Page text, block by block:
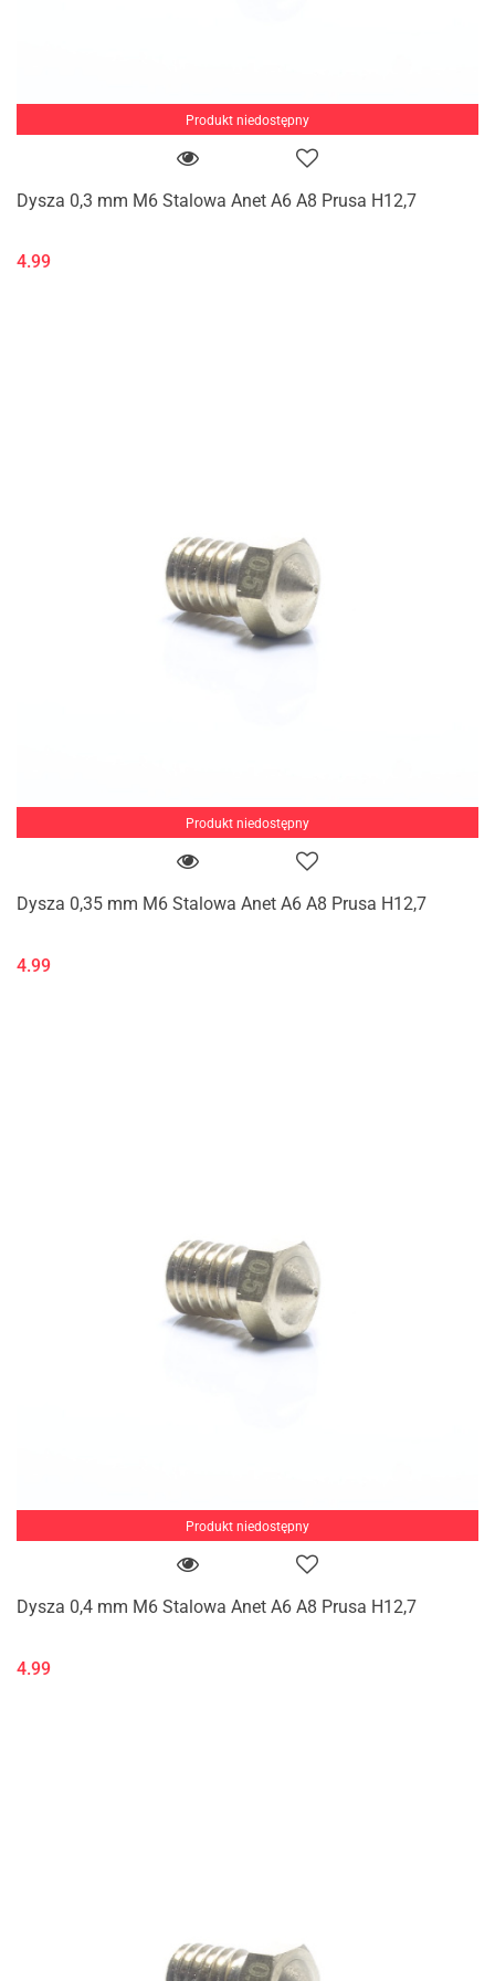
Produkt niedostępny
Dysza 0,3 mm M6 Stalowa Anet A6 A8 Prusa H12,7
4.99
Produkt niedostępny
Dysza 0,35 mm M6 Stalowa Anet A6 A8 Prusa H12,7
4.99
Produkt niedostępny
Dysza 0,4 mm M6 Stalowa Anet A6 A8 Prusa H12,7
4.99